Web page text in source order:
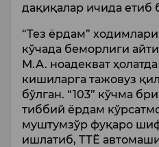
дақиқалар ичида етиб
“Тез ёрдам”
кўчада беморлиги
М.А. ноадекват
кишиларга тажовуз
бўлган. “103” кўчма
тиббий ёрдам
муштумзўр фуқаро
ишлатиб, ТТЁ